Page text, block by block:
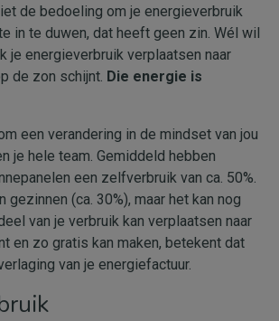
de bedoeling om je energieverbruik
in te duwen, dat heeft geen zin. Wél wil
je energieverbruik verplaatsen naar
de zon schijnt. Die energie is
een verandering in de mindset van jou
je hele team. Gemiddeld hebben
een zelfverbruik van ca. 50%.
gezinnen (ca. 30%), maar het kan nog
van je verbruik kan verplaatsen naar
en zo gratis kan maken, betekent dat
van je energiefactuur.